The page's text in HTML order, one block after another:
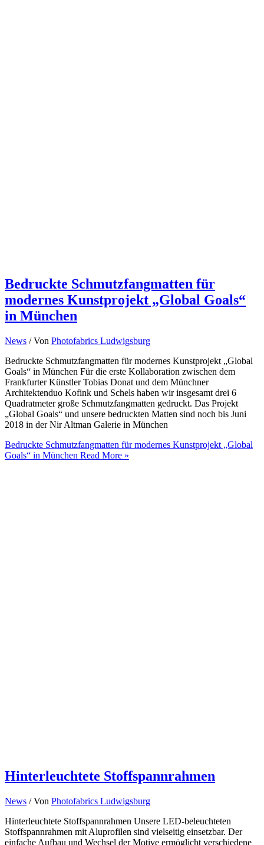
Bedruckte Schmutzfangmatten für
modernes Kunstprojekt „Global Goals“
in München
News / Von Photofabrics Ludwigsburg
Bedruckte Schmutzfangmatten für modernes Kunstprojekt „Global
Goals“ in München Für die erste Kollaboration zwischen dem
Frankfurter Künstler Tobias Donat und dem Münchner
Architektenduo Kofink und Schels haben wir insgesamt drei 6
Quadratmeter große Schmutzfangmatten gedruckt. Das Projekt
„Global Goals“ und unsere bedruckten Matten sind noch bis Juni
2018 in der Nir Altman Galerie in München
Bedruckte Schmutzfangmatten für modernes Kunstprojekt „Global
Goals“ in München Read More »
Hinterleuchtete Stoffspannrahmen
News / Von Photofabrics Ludwigsburg
Hinterleuchtete Stoffspannrahmen Unsere LED-beleuchteten
Stoffspannrahmen mit Aluprofilen sind vielseitig einsetzbar. Der
einfache Aufbau und Wechsel der Motive ermöglicht verschiedene